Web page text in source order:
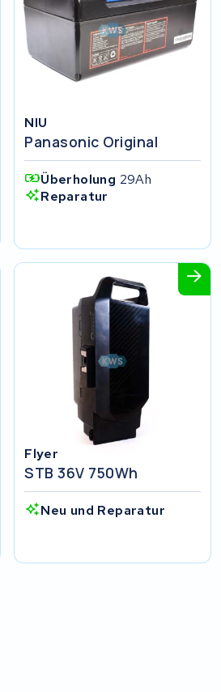
NIU
Panasonic Original
Überholung 29Ah
Reparatur
Flyer
STB 36V 750Wh
Neu und Reparatur